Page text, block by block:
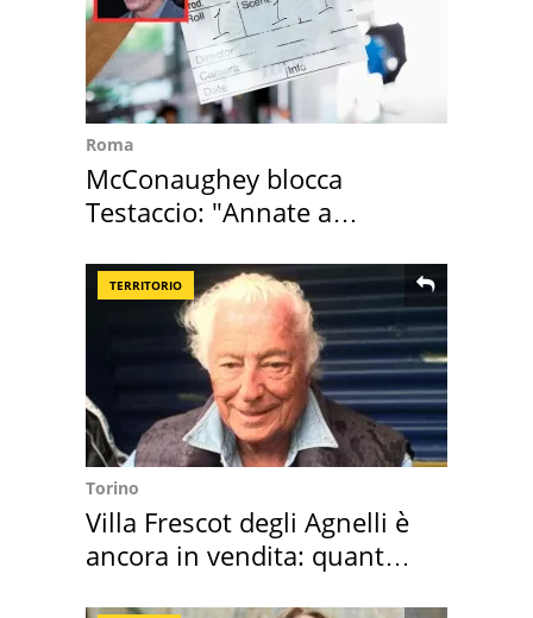
Roma
McConaughey blocca
Testaccio: "Annate a
TERRITORIO
Torino
Villa Frescot degli Agnelli è
ancora in vendita: quanto